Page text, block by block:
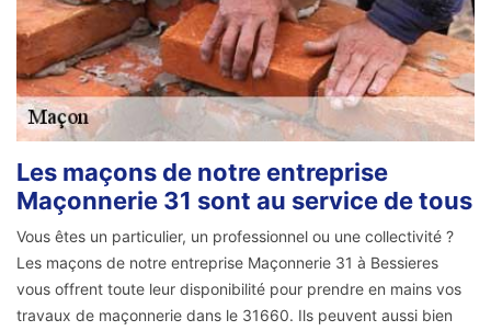
Les maçons de notre entreprise
Maçonnerie 31 sont au service de tous
Vous êtes un particulier, un professionnel ou une collectivité ?
Les maçons de notre entreprise Maçonnerie 31 à Bessieres
vous offrent toute leur disponibilité pour prendre en mains vos
travaux de maçonnerie dans le 31660. Ils peuvent aussi bien